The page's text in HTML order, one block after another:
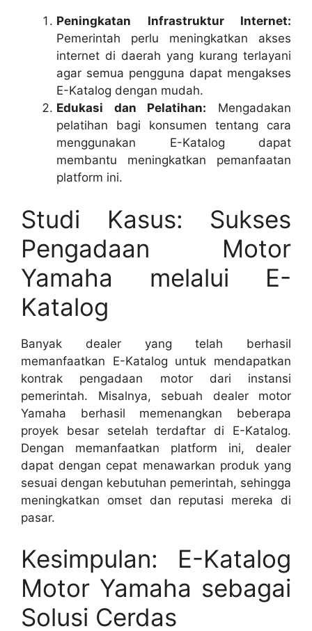
Peningkatan Infrastruktur Internet:
Pemerintah perlu meningkatkan akses
internet di daerah yang kurang terlayani
agar semua pengguna dapat mengakses
E-Katalog dengan mudah.
Edukasi dan Pelatihan: Mengadakan
pelatihan bagi konsumen tentang cara
menggunakan E-Katalog dapat
membantu meningkatkan pemanfaatan
platform ini.
Studi Kasus: Sukses
Pengadaan Motor
Yamaha melalui E-
Katalog
Banyak dealer yang telah berhasil
memanfaatkan E-Katalog untuk mendapatkan
kontrak pengadaan motor dari instansi
pemerintah. Misalnya, sebuah dealer motor
Yamaha berhasil memenangkan beberapa
proyek besar setelah terdaftar di E-Katalog.
Dengan memanfaatkan platform ini, dealer
dapat dengan cepat menawarkan produk yang
sesuai dengan kebutuhan pemerintah, sehingga
meningkatkan omset dan reputasi mereka di
pasar.
Kesimpulan: E-Katalog
Motor Yamaha sebagai
Solusi Cerdas